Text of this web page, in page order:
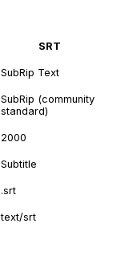
SRT
SubRip Text
SubRip (community
standard)
2000
Subtitle
.srt
text/srt